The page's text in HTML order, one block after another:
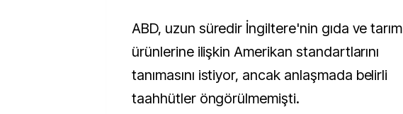
ABD, uzun süredir İngiltere'nin gıda ve tarım
ürünlerine ilişkin Amerikan standartlarını
tanımasını istiyor, ancak anlaşmada belirli
taahhütler öngörülmemişti.